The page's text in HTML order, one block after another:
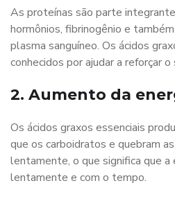
As proteínas são parte
hormônios, fibrinogênio e
plasma sanguíneo. Os ácidos
conhecidos por ajudar a reforçar
2. Aumento da
Os ácidos graxos essenciais
que os carboidratos e quebram
lentamente, o que significa que a
lentamente e com o tempo.